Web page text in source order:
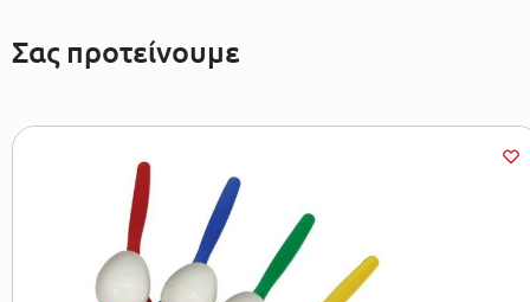
Σας προτείνουμε